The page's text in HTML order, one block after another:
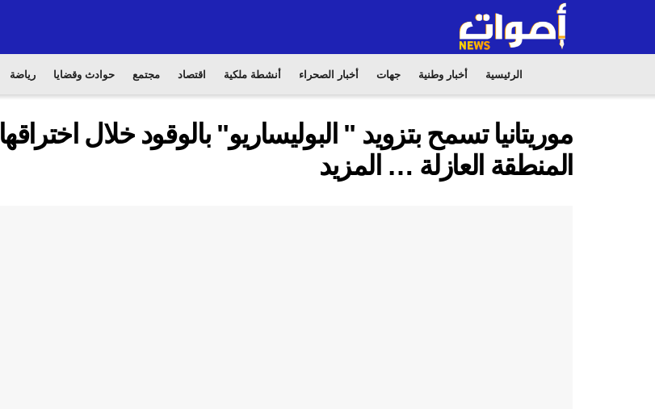
الرئيسية أخبار وطنية جهات أخبار الصحراء أنشطة ملكية اقتصاد مجتمع حوادث وقضايا رياضة
موريتانيا تسمح بتزويد " البوليساريو" بالوقود خلال اختراقها
المنطقة العازلة … المزيد